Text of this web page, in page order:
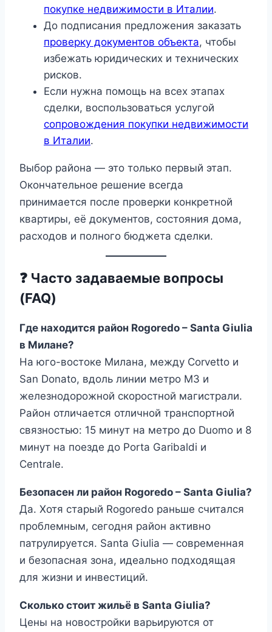
покупке недвижимости в Италии.
До подписания предложения заказать
проверку документов объекта, чтобы
избежать юридических и технических
рисков.
Если нужна помощь на всех этапах
сделки, воспользоваться услугой
сопровождения покупки недвижимости
в Италии.
Выбор района — это только первый этап.
Окончательное решение всегда
принимается после проверки конкретной
квартиры, её документов, состояния дома,
расходов и полного бюджета сделки.
❓ Часто задаваемые вопросы
(FAQ)
Где находится район Rogoredo – Santa Giulia
в Милане?
На юго-востоке Милана, между Corvetto и
San Donato, вдоль линии метро M3 и
железнодорожной скоростной магистрали.
Район отличается отличной транспортной
связностью: 15 минут на метро до Duomo и 8
минут на поезде до Porta Garibaldi и
Centrale.
Безопасен ли район Rogoredo – Santa Giulia?
Да. Хотя старый Rogoredo раньше считался
проблемным, сегодня район активно
патрулируется. Santa Giulia — современная
и безопасная зона, идеально подходящая
для жизни и инвестиций.
Сколько стоит жильё в Santa Giulia?
Цены на новостройки варьируются от